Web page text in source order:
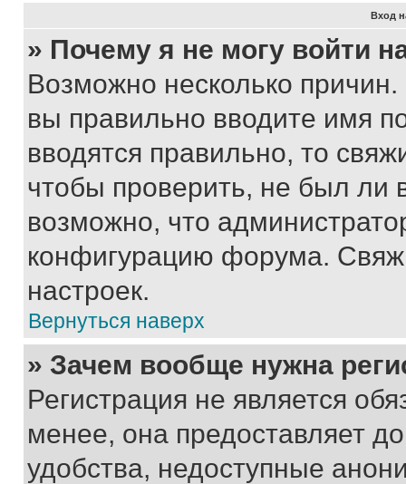
Вход
» Почему я не могу войти
Возможно несколько
вы правильно вводите имя
вводятся правильно, то
чтобы проверить, не был ли
возможно, что
конфигурацию форума.
настроек.
Вернуться наверх
» Зачем вообще нужна
Регистрация не является
менее, она предоставляет
удобства, недоступные